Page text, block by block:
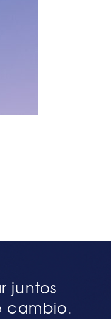
juntos
cambio.